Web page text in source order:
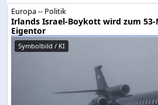
Europa -- Politik
Irlands Israel-Boykott wird zum
Eigentor
Symbolbild / KI